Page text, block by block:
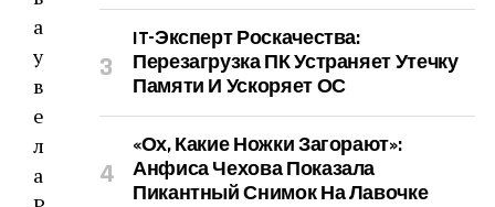
IT-Эксперт Роскачества:
Перезагрузка ПК Устраняет Утечку
Памяти И Ускоряет ОС
«Ох, Какие Ножки Загорают»:
Анфиса Чехова Показала
Пикантный Снимок На Лавочке